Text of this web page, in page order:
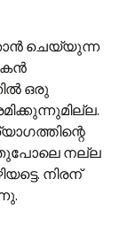
ചെയ്യുന്ന
ഒരു
നല്ല
നിരന്